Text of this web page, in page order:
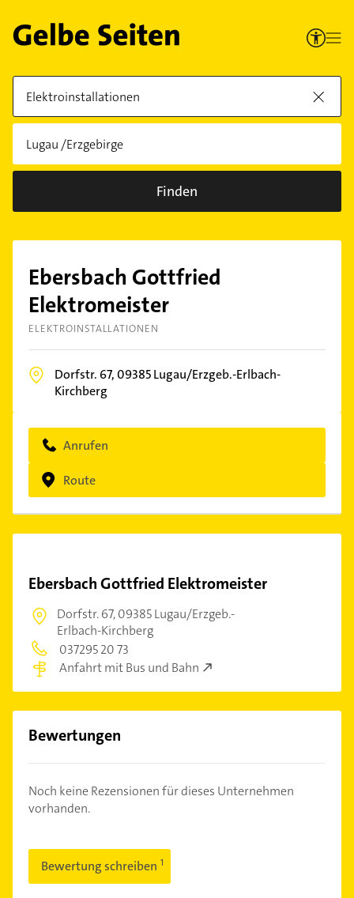
Finden
Ebersbach Gottfried
Elektromeister
ELEKTROINSTALLATIONEN
Dorfstr. 67,09385Lugau/Erzgeb.-Erlbach-
Kirchberg
Anrufen
Route
Ebersbach Gottfried Elektromeister
Dorfstr. 67,09385 Lugau/Erzgeb.-
Erlbach-Kirchberg
037295 20 73
Anfahrt mit Bus und Bahn
Bewertungen
Noch keine Rezensionen für dieses Unternehmen
vorhanden.
Bewertung schreiben